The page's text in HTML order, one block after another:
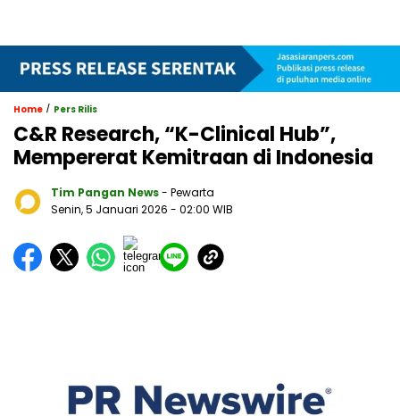
Home / Pers Rilis
C&R Research, “K-Clinical Hub”,
Mempererat Kemitraan di Indonesia
Tim Pangan News- Pewarta
Senin, 5 Januari 2026 - 02:00 WIB